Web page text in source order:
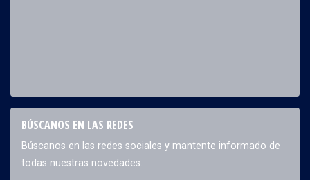
BÚSCANOS EN LAS REDES
Búscanos en las redes sociales y mantente informado de
todas nuestras novedades.